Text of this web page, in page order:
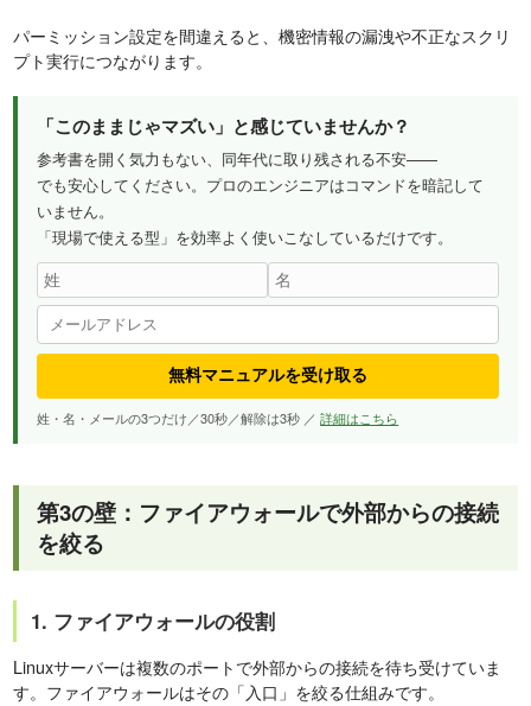
パーミッション設定を間違えると、機密情報の漏洩や不正なスクリ
プト実行につながります。
「このままじゃマズい」と感じていませんか？
参考書を開く気力もない、同年代に取り残される不安——
でも安心してください。プロのエンジニアはコマンドを暗記して
いません。
「現場で使える型」を効率よく使いこなしているだけです。
無料マニュアルを受け取る
姓・名・メールの3つだけ／30秒／解除は3秒 ／詳細はこちら
第3の壁：ファイアウォールで外部からの接続
を絞る
1. ファイアウォールの役割
Linuxサーバーは複数のポートで外部からの接続を待ち受けていま
す。ファイアウォールはその「入口」を絞る仕組みです。